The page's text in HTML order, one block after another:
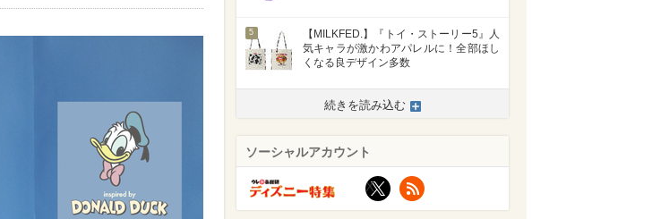
5
【MILKFED.】『トイ・ストーリー5』人
気キャラが激かわアパレルに！全部ほし
くなる良デザイン多数
続きを読み込む
ソーシャルアカウント
X